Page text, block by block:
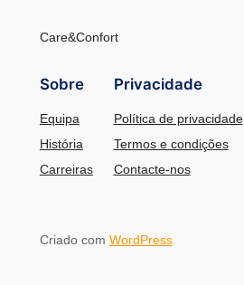
Care&Confort
Sobre
Equipa
História
Carreiras
Privacidade
Política de privacidade
Termos e condições
Contacte-nos
Criado com WordPress